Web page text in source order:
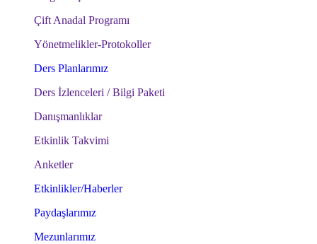
Çift Anadal Programı
Yönetmelikler-Protokoller
Ders Planlarımız
Ders İzlenceleri / Bilgi Paketi
Danışmanlıklar
Etkinlik Takvimi
Anketler
Etkinlikler/Haberler
Paydaşlarımız
Mezunlarımız